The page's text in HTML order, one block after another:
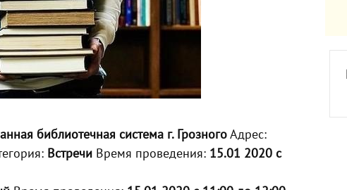
библиотечная система г. ГрозногоАдрес:
Встречи Время проведения: 15.01 2020 с